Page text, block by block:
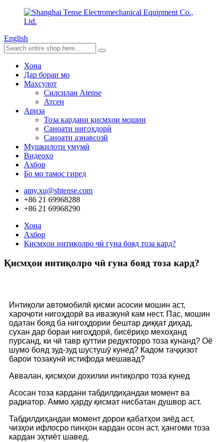
English
Хона
Дар бораи мо
Маҳсулот
Силсилаи Atense
Атсен
Ариза
Тоза кардани қисмҳои мошин
Саноати нигоҳдорӣ
Саноати азнавсозй
Мушкилоти умумӣ
Видеоҳо
Ахбор
Бо мо тамос гиред
amy.xu@shtense.com
+86 21 69968288
+86 21 69968290
Хона
Ахбор
Қисмҳои интиқолро чӣ гуна бояд тоза кард?
Қисмҳои интиқолро чӣ гуна бояд тоза кард?
Интиқоли автомобилӣ қисми асосии мошин аст,
хароҷоти нигоҳдорӣ ва ивазкунӣ кам нест. Пас, мошин
одатан бояд ба нигоҳдории бештар диққат диҳад,
сухан дар бораи нигоҳдорӣ, бисёриҳо мехоҳанд
пурсанд, ки чӣ тавр қуттии редукторро тоза кунанд? Оё
шумо бояд зуд-зуд шустушӯ кунед? Кадом таҷҳизот
барои тозакунӣ истифода мешавад?
Аввалан, қисмҳои дохилии интиқолро тоза кунед
Асосан тоза кардани табдилдиҳандаи момент ва
радиатор. Аммо ҳарду қисмат нисбатан душвор аст.
Табдилдиҳандаи момент дорои қабатҳои зиёд аст,
чизҳои ифлосро пинҳон кардан осон аст, ҳангоми тоза
кардан эҳтиёт шавед.